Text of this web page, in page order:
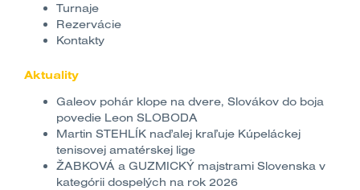
Turnaje
Rezervácie
Kontakty
Aktuality
Galeov pohár klope na dvere, Slovákov do boja
povedie Leon SLOBODA
Martin STEHLÍK naďalej kraľuje Kúpeláckej
tenisovej amatérskej lige
ŽABKOVÁ a GUZMICKÝ majstrami Slovenska v
kategórii dospelých na rok 2026